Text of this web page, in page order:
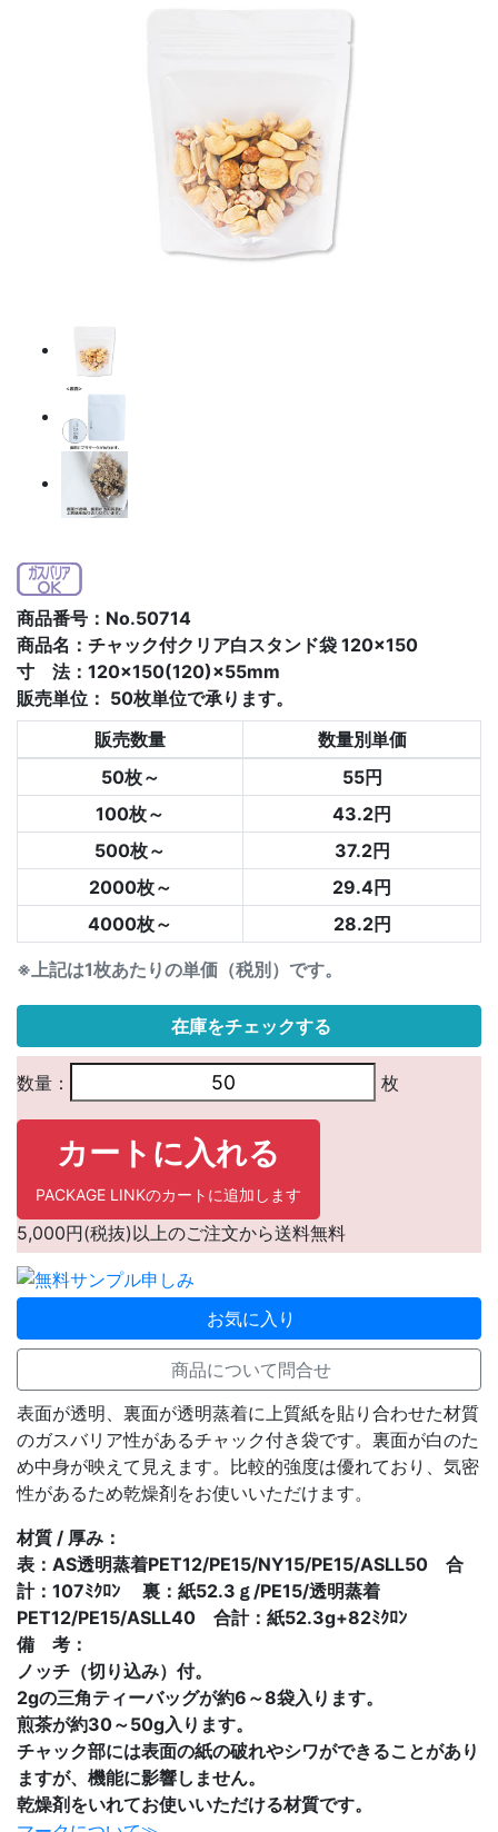
商品番号：No.50714
商品名：チャック付クリア白スタンド袋 120×150
寸 法：120×150(120)×55mm
販売単位： 50枚単位で承ります。
※上記は1枚あたりの単価（税別）です。
販売数量
数量別単価
50枚～
55円
100枚～
43.2円
500枚～
37.2円
2000枚～
29.4円
4000枚～
28.2円
在庫をチェックする
数量： 枚
カートに入れる
PACKAGE LINKのカートに追加します
5,000円(税抜)以上のご注文から送料無料
お気に入り
商品について問合せ
表面が透明、裏面が透明蒸着に上質紙を貼り合わせた材質
のガスバリア性があるチャック付き袋です。裏面が白のた
め中身が映えて見えます。比較的強度は優れており、気密
性があるため乾燥剤をお使いいただけます。
材質 / 厚み：
表：AS透明蒸着PET12/PE15/NY15/PE15/ASLL50 合
計：107ﾐｸﾛﾝ 裏：紙52.3ｇ/PE15/透明蒸着
PET12/PE15/ASLL40 合計：紙52.3g+82ﾐｸﾛﾝ
備 考：
ノッチ（切り込み）付。
2gの三角ティーバッグが約6～8袋入ります。
煎茶が約30～50g入ります。
チャック部には表面の紙の破れやシワができることがあり
ますが、機能に影響しません。
乾燥剤をいれてお使いいただける材質です。